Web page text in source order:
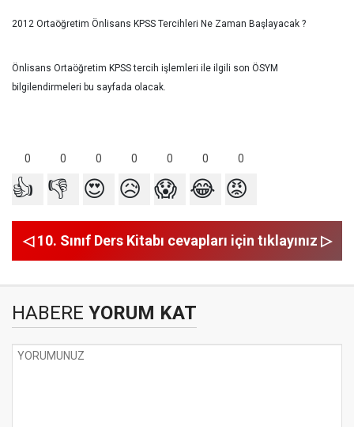
2012 Ortaöğretim Önlisans KPSS Tercihleri Ne Zaman Başlayacak ?
Önlisans Ortaöğretim KPSS tercih işlemleri ile ilgili son ÖSYM
bilgilendirmeleri bu sayfada olacak.
0 0 0 0 0 0 0
👍 👎 😍 😥 😱 😂 😡
◁ 10. Sınıf Ders Kitabı cevapları için tıklayınız ▷
HABERE YORUM KAT